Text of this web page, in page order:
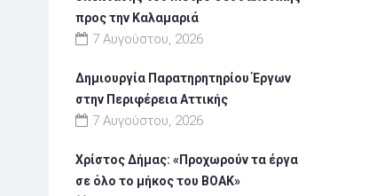
προς την Καλαμαριά
7 Αυγούστου, 2026
Δημιουργία Παρατηρητηρίου Έργων
στην Περιφέρεια Αττικής
7 Αυγούστου, 2026
Χρίστος Δήμας: «Προχωρούν τα έργα
σε όλο το μήκος του ΒΟΑΚ»